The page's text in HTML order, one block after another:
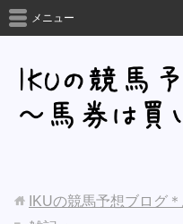
メニュー
IKUの競馬予想ブログ